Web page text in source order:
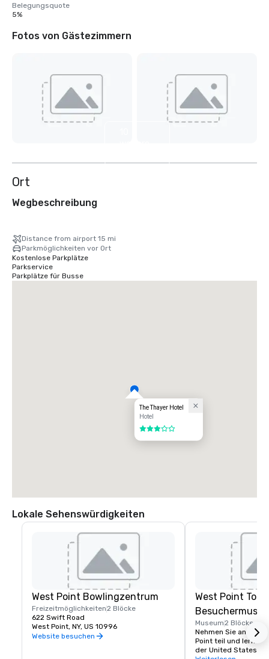
Belegungsquote
5%
Fotos von Gästezimmern
Ort
Wegbeschreibung
Distance from airport 15 mi
Parkmöglichkeiten vor Ort
Kostenlose Parkplätze
Parkservice
Parkplätze für Busse
The Thayer Hotel
Hotel
3 von 5
Lokale Sehenswürdigkeiten
West Point Bowlingzentrum
Freizeitmöglichkeiten2 Blöcke
622 Swift Road
West Point, NY, US 10996
Website besuchen
West Point
Museum2 Blöcke
Nehmen Sie an
Point teil und lernen
der United States